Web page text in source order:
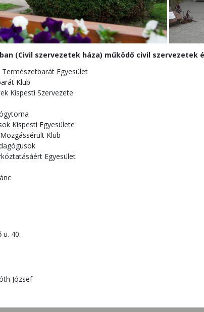
(Civil szervezetek háza) működő civil szervezetek
Természetbarát Egyesület
Klub
Kispesti Szervezete
Kispesti Egyesülete
Klub
Egyesület
u. 40.
József